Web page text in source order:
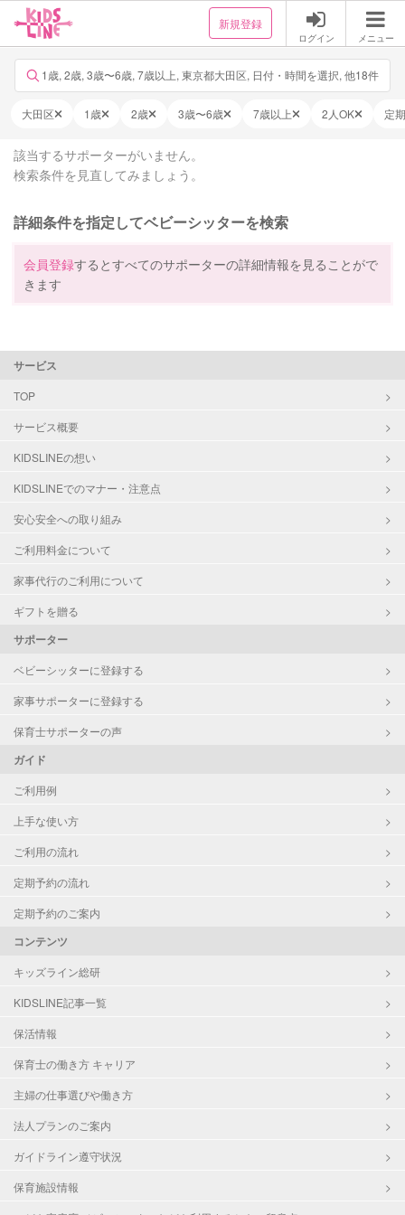
新規登録
ログイン メニュー
1歳, 2歳, 3歳〜6歳, 7歳以上, 東京都大田区, 日付・時間を選択, 他18件
大田区 1歳 2歳 3歳〜6歳 7歳以上 2人OK 定
該当するサポーターがいません。
検索条件を見直してみましょう。
詳細条件を指定してベビーシッターを検索
会員登録するとすべてのサポーターの詳細情報を見ることがで
きます
サービス
TOP
サービス概要
KIDSLINEの想い
KIDSLINEでのマナー・注意点
安心安全への取り組み
ご利用料金について
家事代行のご利用について
ギフトを贈る
サポーター
ベビーシッターに登録する
家事サポーターに登録する
保育士サポーターの声
ガイド
ご利用例
上手な使い方
ご利用の流れ
定期予約の流れ
定期予約のご案内
コンテンツ
キッズライン総研
KIDSLINE記事一覧
保活情報
保育士の働き方 キャリア
主婦の仕事選びや働き方
法人プランのご案内
ガイドライン遵守状況
保育施設情報